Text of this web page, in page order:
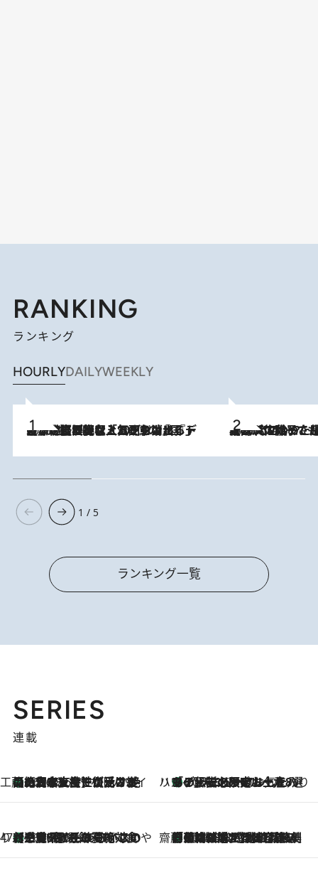
RANKING
ランキング
HOURLYDAILYWEEKLY
2026.8.5
【なぜ吉沢亮は「気配を消せる」のか？】興行収入208億の『国宝』を経て挑むミュージカル『ディア・エヴァン・ハンセン』。トップ俳優が舞台上でさらけ出した“孤独”とは 2026.8.5
【阿川佐和子さんの年とる力】なぜ70代で始めた趣味は“こんなに楽しい”のか？ ピアノ、俳句…スランプに陥っても続けられる“ある秘訣”とは
1 / 5
ランキング一覧
SERIES
連載
工藤まやのおもてなしハワイ
2026.8.6
【ハワイ土産】ローカルの絶大な支持で復活！ 絶品の幻クッキー《元ファンの日本人女性が受け継いだ名店》 ハワイ賢者 リサのお気に入りリスト2026.8.6
あの伝説の限定トートも！ リニューアルした「ディーン＆デルーカ ハワイ」で必須のお土産8選
47都道府県の手みやげ ひんやりスイーツで夏を満喫
2026.8.6
【三重県】この夏絶対食べたい 冷やしておいしいおやつ3選 お餅×アイスの新感覚スイーツ 齋藤 薫 美容脳ルネサンス
2026.8.6
「荷物が増えるほど旅ストレスは増す」美容ジャーナリストがたどり着いた最終結論。“化粧品を劇的に減らす”感動の凝縮美容とは